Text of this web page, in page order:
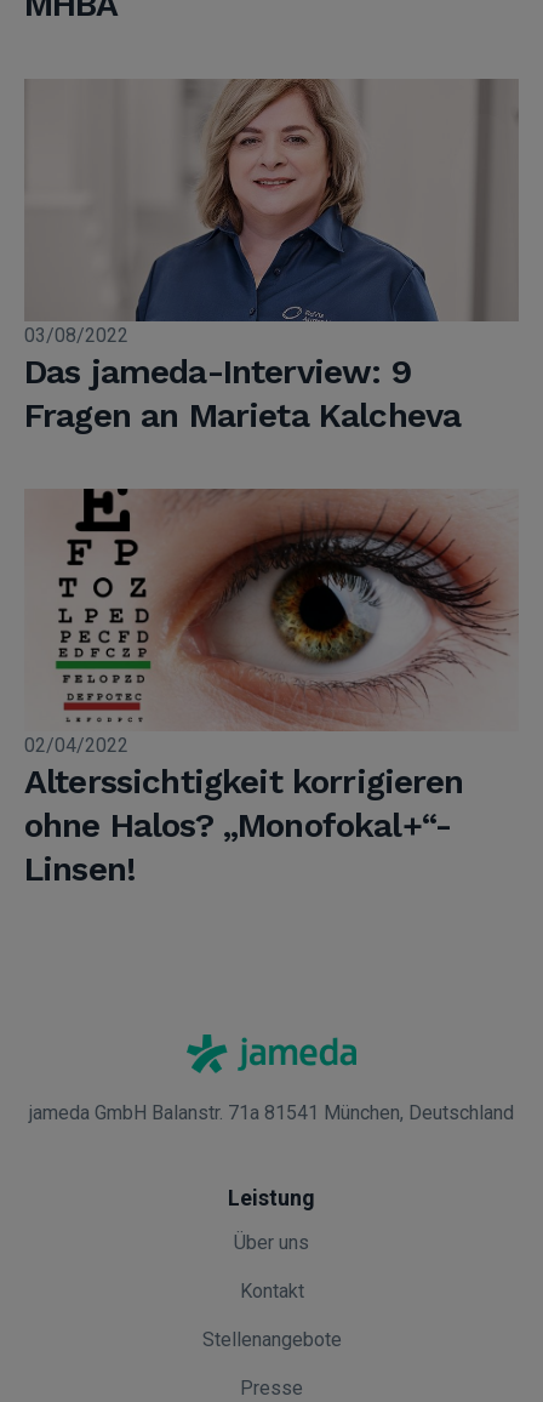
03/08/2022
Das jameda-Interview: 9
Fragen an Marieta Kalcheva
02/04/2022
Alterssichtigkeit korrigieren
ohne Halos? „Monofokal+“-
Linsen!
jameda GmbH Balanstr. 71a 81541 München, Deutschland
Leistung
Über uns
Kontakt
Stellenangebote
Presse